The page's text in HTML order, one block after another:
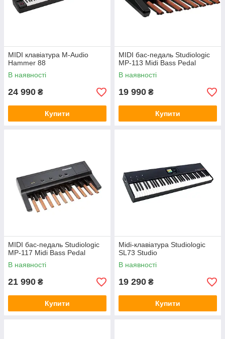
MIDI клавіатура M-Audio
Hammer 88
В наявності
24 990 ₴
Купити
MIDI бас-педаль Studiologic
MP-113 Midi Bass Pedal
В наявності
19 990 ₴
Купити
MIDI бас-педаль Studiologic
MP-117 Midi Bass Pedal
В наявності
21 990 ₴
Купити
Midi-клавіатура Studiologic
SL73 Studio
В наявності
19 290 ₴
Купити